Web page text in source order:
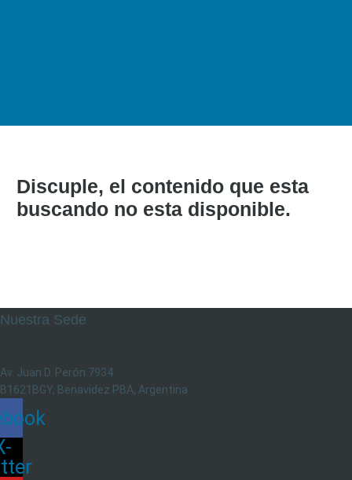
Discuple, el contenido que esta
buscando no esta disponible.
Nuestra Sede
Av. Juan D. Perón 7934
B1621BGY, Benavidez PBA, Argentina